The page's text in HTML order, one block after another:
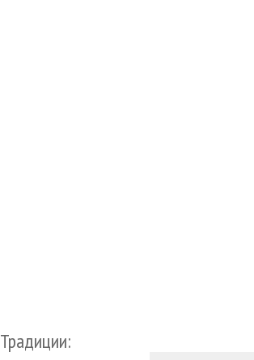
Традиции: